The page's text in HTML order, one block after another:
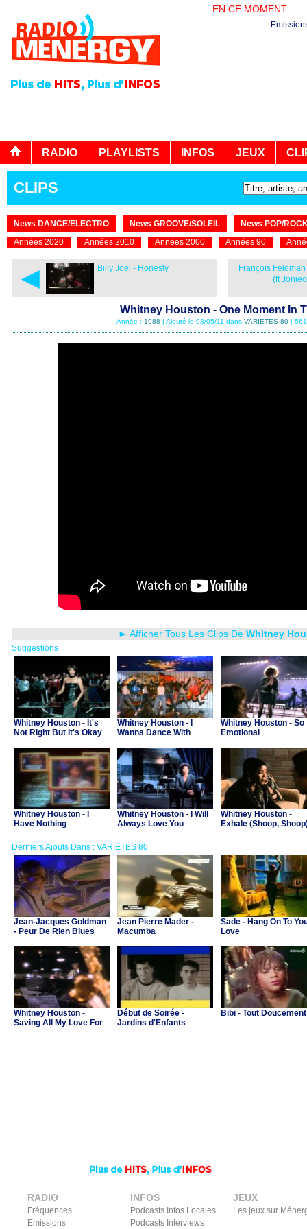
EN CE MOMENT :
RADIO PLAYLISTS INFOS JEUX
CLIPS
News DANCE/ELECTRO News GROOVE/SOLEIL
News POP/
Années 2020
Années 2010 Années 2000 Années 90
◄ Billy Joel - Honesty
François
(ft
Whitney Houston - One Moment In
Année : 1988 | Ajouté le 08/05/11 dans VARIETES 80 |
► Afficher Tous Les Clips De Whitney
Suggestions
Whitney Houston - It's
Not Right But It's Okay
Whitney Houston - I
Wanna Dance With
Whitney Houston - So
Emotional
Whitney Houston - I
Have Nothing
Whitney Houston - I Will
Always Love You
Whitney Houston -
Exhale (Shoop,
Derniers Ajouts Dans : VARIETES 80
Jean-Jacques Goldman
- Peur De Rien Blues
Jean Pierre Mader -
Macumba
Sade - Hang On To
Love
Whitney Houston -
Saving All My Love For
Début de Soirée -
Jardins d'Enfants
Bibi - Tout Doucement
RADIO
Fréquences
Emissions
INFOS
Podcasts Infos Locales
Podcasts Interviews
JEUX
Les jeux sur